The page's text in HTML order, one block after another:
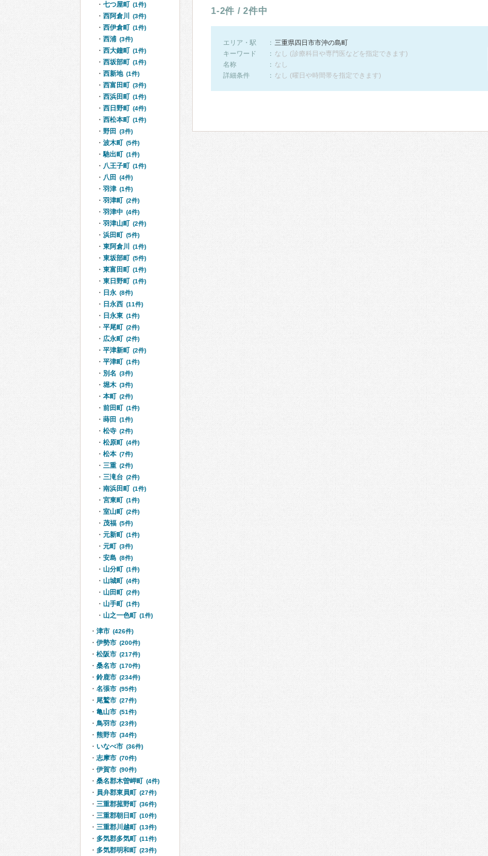
1-2件 / 2件中
エリア・駅
三重県四日市市沖の島町
キーワード
なし (診療科目や専門医などを指定できます)
名称
なし
詳細条件
なし (曜日や時間帯を指定できます)
七つ屋町 (1件)
西阿倉川 (3件)
西伊倉町 (1件)
西浦 (3件)
西大鐘町 (1件)
西坂部町 (1件)
西新地 (1件)
西富田町 (3件)
西浜田町 (1件)
西日野町 (4件)
西松本町 (1件)
野田 (3件)
波木町 (5件)
馳出町 (1件)
八王子町 (1件)
八田 (4件)
羽津 (1件)
羽津町 (2件)
羽津中 (4件)
羽津山町 (2件)
浜田町 (5件)
東阿倉川 (1件)
東坂部町 (5件)
東富田町 (1件)
東日野町 (1件)
日永 (8件)
日永西 (11件)
日永東 (1件)
平尾町 (2件)
広永町 (2件)
平津新町 (2件)
平津町 (1件)
別名 (3件)
堀木 (3件)
本町 (2件)
前田町 (1件)
蒔田 (1件)
松寺 (2件)
松原町 (4件)
松本 (7件)
三重 (2件)
三滝台 (2件)
南浜田町 (1件)
宮東町 (1件)
室山町 (2件)
茂福 (5件)
元新町 (1件)
元町 (3件)
安島 (8件)
山分町 (1件)
山城町 (4件)
山田町 (2件)
山手町 (1件)
山之一色町 (1件)
津市 (426件)
伊勢市 (200件)
松阪市 (217件)
桑名市 (170件)
鈴鹿市 (234件)
名張市 (95件)
尾鷲市 (27件)
亀山市 (51件)
鳥羽市 (23件)
熊野市 (34件)
いなべ市 (36件)
志摩市 (70件)
伊賀市 (90件)
桑名郡木曽岬町 (4件)
員弁郡東員町 (27件)
三重郡菰野町 (36件)
三重郡朝日町 (10件)
三重郡川越町 (13件)
多気郡多気町 (11件)
多気郡明和町 (23件)